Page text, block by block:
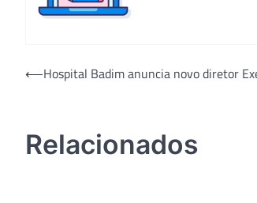
Navegação
⟵Hospital Badim anuncia novo diretor
Relacionados